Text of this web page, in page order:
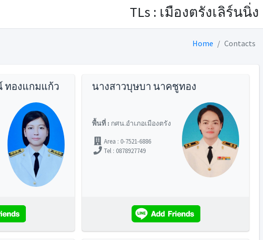
TLs : เมืองตรังเลิร์นนิ่ง
Home Contacts
ทองแกมแก้ว นางสาวบุษบา นาคชูทอง
พื้นที่ : กศน.อำเภอเมืองตรัง
Area : 0-7521-6886
Tel : 0878927749